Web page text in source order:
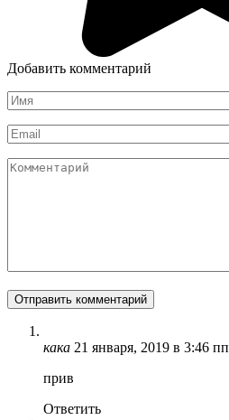
Добавить комментарий
Имя
*
Email
*
Комментарий
кака 21 января, 2019 в 3:46 пп
прив
Ответить